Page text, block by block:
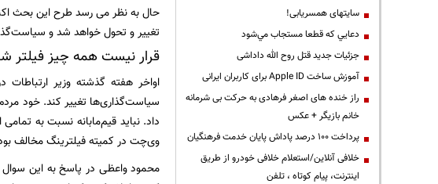
حال به نظر می رسد طرح این بحث
تغییر و تحول خواهد شد و
قرار نیست همه چیز فیلتر
اواخر هفته گذشته وزیر
سیاست‌گذاری‌ها تغییر کند. خود مردم
داد. نباید قیم‌مابانه نسبت به
وی‌چت در کمیته فیلترینگ مخالف
محمود واعظی در پاسخ به این سوال
سایتهای همسریابی!
دعايي كه قطعا مستجاب مي‌شود
جزئیات جدید قتل روح الله داداشی
آموزش ساخت Apple ID برای کاربران ایرانی
راز خنده های اصغر فرهادی به حرکت بی شرمانه
خانم بازیگر + عکس
پرداخت ۱۰۰ درصد پاداش پایان خدمت فرهنگیان
خلافی آنلاین/استعلام خلافی خودرو از طریق
اینترنت، پیام کوتاه ، تلفن